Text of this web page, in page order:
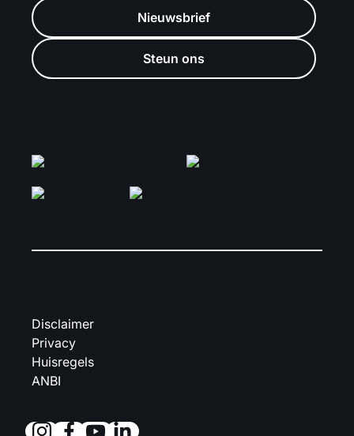
Nieuwsbrief
Steun ons
Disclaimer
Privacy
Huisregels
ANBI